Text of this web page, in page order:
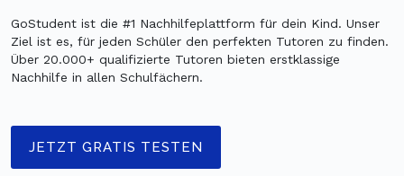
GoStudent ist die #1 Nachhilfeplattform für dein Kind. Unser
Ziel ist es, für jeden Schüler den perfekten Tutoren zu finden.
Über 20.000+ qualifizierte Tutoren bieten erstklassige
Nachhilfe in allen Schulfächern.
JETZT GRATIS TESTEN